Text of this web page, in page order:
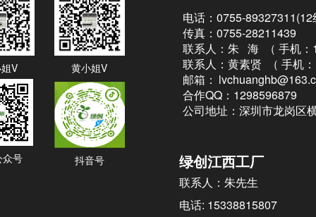
V
众号
电话：0755-89327311(12
传真：0755-28211439
联系人：朱 海 （ 手机
联系人：黄素贤 （ 手机
邮箱：
合作QQ：1298596879
公司地址：深圳市龙岗区
黄小姐V
绿创江西工厂
联系人：朱先生
电话: 15338815807
抖音号